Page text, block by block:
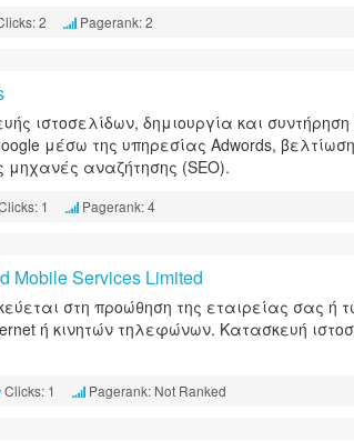
2 Pagerank: 2
ιστοσελίδων, δημιουργία και συντήρηση
μέσω της υπηρεσίας Adwords,
μηχανές αναζήτησης (SEO).
1 Pagerank: 4
Mobile Services Limited
στη προώθηση της εταιρείας σας ή
ή κινητών τηλεφώνων. Κατασκευή
Clicks: 1 Pagerank: Not Ranked